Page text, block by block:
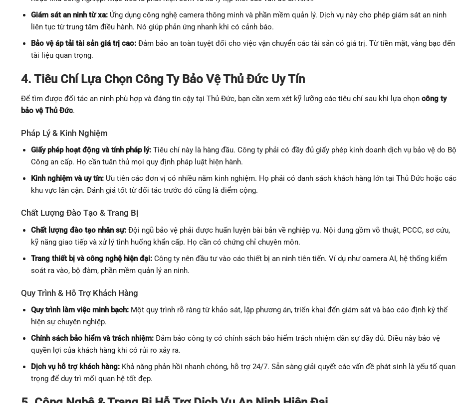
Giám sát an ninh từ xa:Ứng dụng công nghệ camera thông minh và phần mềm quản lý. Dịch vụ này cho phép giám sát an ninh
liên tục từ trung tâm điều hành. Nó giúp phản ứng nhanh khi có cảnh báo.
Bảo vệ áp tải tài sản giá trị cao:Đảm bảo an toàn tuyệt đối cho việc vận chuyển các tài sản có giá trị. Từ tiền mặt, vàng bạc đến
tài liệu quan trọng.
4. Tiêu Chí Lựa Chọn Công Ty Bảo Vệ Thủ Đức Uy Tín
Để tìm được đối tác an ninh phù hợp và đáng tin cậy tại Thủ Đức, bạn cần xem xét kỹ lưỡng các tiêu chí sau khi lựa chọn công ty
bảo vệ Thủ Đức.
Pháp Lý & Kinh Nghiệm
Giấy phép hoạt động và tính pháp lý:Tiêu chí này là hàng đầu. Công ty phải có đầy đủ giấy phép kinh doanh dịch vụ bảo vệ do Bộ
Công an cấp. Họ cần tuân thủ mọi quy định pháp luật hiện hành.
Kinh nghiệm và uy tín:Ưu tiên các đơn vị có nhiều năm kinh nghiệm. Họ phải có danh sách khách hàng lớn tại Thủ Đức hoặc các
khu vực lân cận. Đánh giá tốt từ đối tác trước đó cũng là điểm cộng.
Chất Lượng Đào Tạo & Trang Bị
Chất lượng đào tạo nhân sự:Đội ngũ bảo vệ phải được huấn luyện bài bản về nghiệp vụ. Nội dung gồm võ thuật, PCCC, sơ cứu,
kỹ năng giao tiếp và xử lý tình huống khẩn cấp. Họ cần có chứng chỉ chuyên môn.
Trang thiết bị và công nghệ hiện đại:Công ty nên đầu tư vào các thiết bị an ninh tiên tiến. Ví dụ như camera AI, hệ thống kiểm
soát ra vào, bộ đàm, phần mềm quản lý an ninh.
Quy Trình & Hỗ Trợ Khách Hàng
Quy trình làm việc minh bạch:Một quy trình rõ ràng từ khảo sát, lập phương án, triển khai đến giám sát và báo cáo định kỳ thể
hiện sự chuyên nghiệp.
Chính sách bảo hiểm và trách nhiệm:Đảm bảo công ty có chính sách bảo hiểm trách nhiệm dân sự đầy đủ. Điều này bảo vệ
quyền lợi của khách hàng khi có rủi ro xảy ra.
Dịch vụ hỗ trợ khách hàng:Khả năng phản hồi nhanh chóng, hỗ trợ 24/7. Sẵn sàng giải quyết các vấn đề phát sinh là yếu tố quan
trọng để duy trì mối quan hệ tốt đẹp.